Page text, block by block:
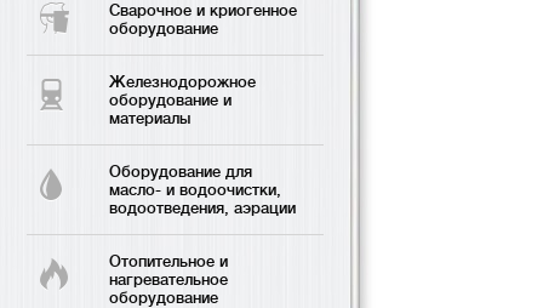
Сварочное и криогенное
оборудование
Железнодорожное
оборудование и
материалы
Оборудование для
масло- и водоочистки,
водоотведения, аэрации
Отопительное и
нагревательное
оборудование